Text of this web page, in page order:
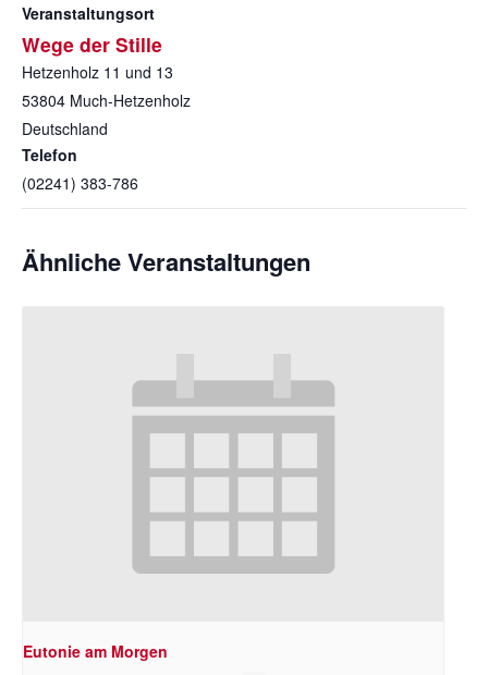
Veranstaltungsort
Wege der Stille
Hetzenholz 11 und 13
53804 Much-Hetzenholz
Deutschland
Telefon
(02241) 383-786
Ähnliche Veranstaltungen
Eutonie am Morgen